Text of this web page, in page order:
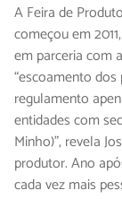
A Feira de
começou em
em parceria com
“escoamento
regulamento
entidades com
Minho)”, revela
produtor. Ano
cada vez mais